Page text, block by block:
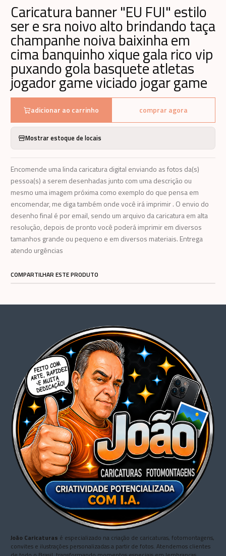
Caricatura banner "EU FUI" estilo
ser e sra noivo alto brindando taça
champanhe noiva baixinha em
cima banquinho xique gala rico vip
puxando gola basquete atletas
jogador game viciado jogar game
adicionar ao carrinho comprar agora
Mostrar estoque de locais
Encomende uma linda caricatura digital enviando as fotos da(s)
pessoa(s) a serem desenhadas junto com uma descrição ou
mesmo uma imagem próxima como exemplo do que pensa em
encomendar, me diga também onde você irá imprimir . O envio do
desenho final é por email, sendo um arquivo da caricatura em alta
resolução, depois de pronto você poderá imprimir em diversos
tamanhos grande ou pequeno e em diversos materiais. Entrega
atendo urgências
COMPARTILHAR ESTE PRODUTO
João Caricaturas é especializado na criação de caricaturas, fotomontagens,
convites e ilustrações personalizadas a partir de fotos. Atendemos clientes